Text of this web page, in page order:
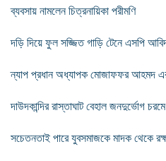
ব্যবসায় নামলেন চিত্রনায়িকা পরীমণি
দড়ি দিয়ে ফুল সজ্জিত গাড়ি টেনে এসপি
ন্যাপ প্রধান অধ্যাপক মোজাফফর আহমদ এর
দাউদকান্দির রাস্তাঘাট বেহাল জনদুর্ভোগ চরমে
সচেতনতাই পারে যুবসমাজকে মাদক থেকে